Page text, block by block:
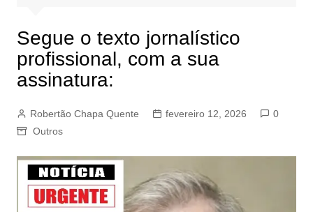
Segue o texto jornalístico
profissional, com a sua
assinatura:
Robertão Chapa Quente fevereiro 12, 2026
0
Outros